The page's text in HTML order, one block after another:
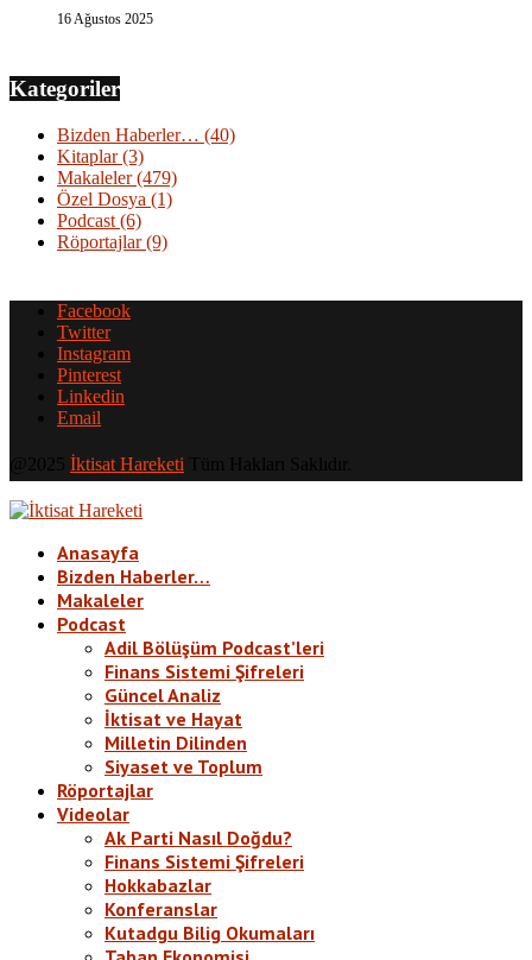
16 Ağustos 2025
Kategoriler
Bizden Haberler… (40)
Kitaplar(3)
Makaleler(479)
Özel Dosya (1)
Podcast (6)
Röportajlar(9)
Facebook
Twitter
Instagram
Pinterest
Linkedin
Email
İktisat Hareketi
Anasayfa
Bizden Haberler…
Makaleler
Podcast
Adil Bölüşüm Podcast’leri
Finans Sistemi Şifreleri
Güncel Analiz
İktisat ve Hayat
Milletin Dilinden
Siyaset ve Toplum
Röportajlar
Videolar
Ak Parti Nasıl Doğdu?
Finans Sistemi Şifreleri
Hokkabazlar
Konferanslar
Kutadgu Bilig Okumaları